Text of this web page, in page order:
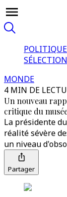
POLITIQUE
SÉLECTION
MONDE
4 MIN DE
Un nouveau
critique du
La présidente
réalité sévère
un niveau
Partager